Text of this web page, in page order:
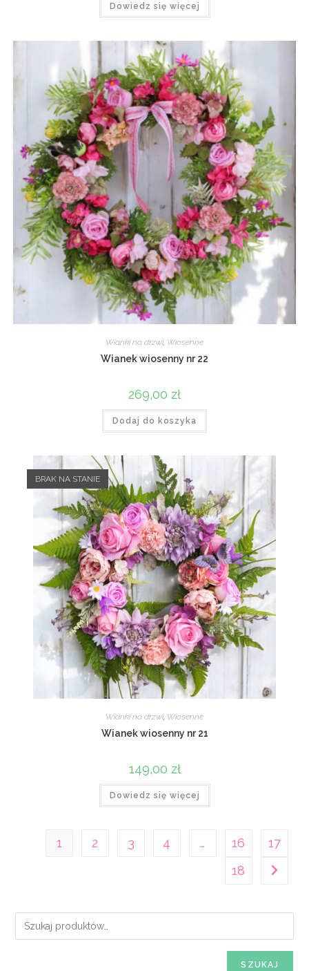
Dowiedz się więcej
Wianki na drzwi, Wiosenne
Wianek wiosenny nr 22
269,00 zł
Dodaj do koszyka
BRAK NA STANIE
Wianki na drzwi, Wiosenne
Wianek wiosenny nr 21
149,00 zł
Dowiedz się więcej
1 2 3 4 … 16
17
18
SZUKAJ